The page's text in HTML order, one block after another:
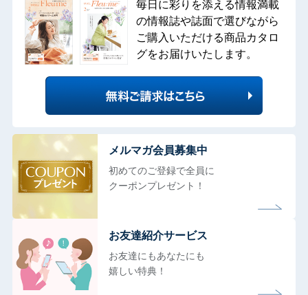
毎日に彩りを添える情報満載
の情報誌や誌面で選びながら
ご購入いただける商品カタロ
グをお届けいたします。
メルマガ会員募集中
初めてのご登録で全員に
クーポンプレゼント！
お友達紹介サービス
お友達にもあなたにも
嬉しい特典！